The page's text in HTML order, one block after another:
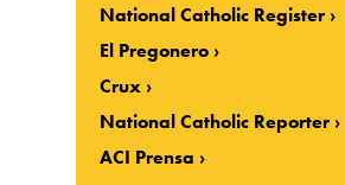
National Catholic Register
El Pregonero
Crux
National Catholic Reporter
ACI Prensa